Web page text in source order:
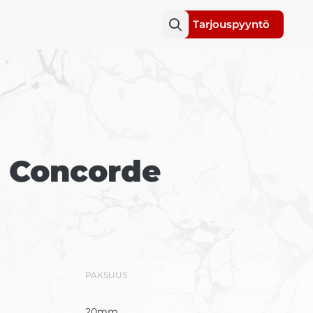
Tarjouspyyntö
PAKSUUS